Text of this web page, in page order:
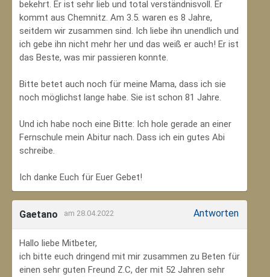
bekehrt. Er ist sehr lieb und total verständnisvoll. Er
kommt aus Chemnitz. Am 3.5. waren es 8 Jahre,
seitdem wir zusammen sind. Ich liebe ihn unendlich und
ich gebe ihn nicht mehr her und das weiß er auch! Er ist
das Beste, was mir passieren konnte.
Bitte betet auch noch für meine Mama, dass ich sie
noch möglichst lange habe. Sie ist schon 81 Jahre.
Und ich habe noch eine Bitte: Ich hole gerade an einer
Fernschule mein Abitur nach. Dass ich ein gutes Abi
schreibe.
Ich danke Euch für Euer Gebet!
Gaetano am 28.04.2022 Antworten
Hallo liebe Mitbeter,
ich bitte euch dringend mit mir zusammen zu Beten für
einen sehr guten Freund Z.C, der mit 52 Jahren sehr